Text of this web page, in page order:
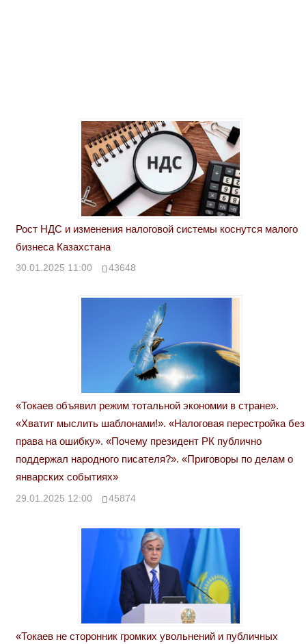
Рост НДС и изменения налоговой системы коснутся малого
бизнеса Казахстана
30.01.2025 11:00 43648
«Токаев объявил режим тотальной экономии в стране».
«Хватит мыслить шаблонами!». «Налоговая перестройка без
права на ошибку». «Почему президент РК публично
поддержал народного писателя?». «Приговоры по делам о
январских событиях»
29.01.2025 12:00 45874
«Токаев не сторонник громких увольнений и публичных